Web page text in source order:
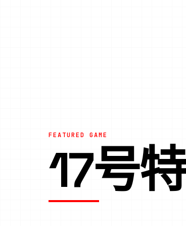
FEATURED GAME
17号